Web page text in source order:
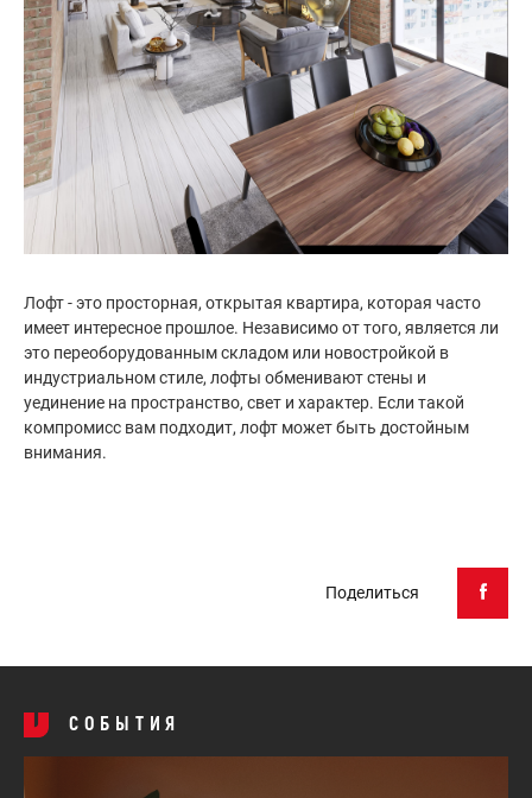
Лофт - это просторная, открытая квартира, которая часто
имеет интересное прошлое. Независимо от того, является ли
это переоборудованным складом или новостройкой в
индустриальном стиле, лофты обменивают стены и
уединение на пространство, свет и характер. Если такой
компромисс вам подходит, лофт может быть достойным
внимания.
Поделиться
СОБЫТИЯ